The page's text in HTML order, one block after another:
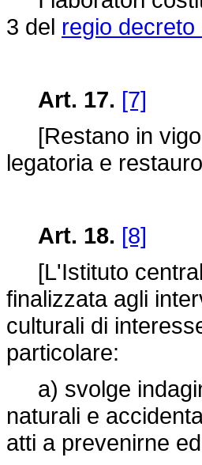
3 del regio
Art. 17. [7]
[Restano in
legatoria e
Art. 18. [8]
[L'Istituto
finalizzata agli
culturali di
particolare:
a) svolge
naturali e
atti a prevenirne